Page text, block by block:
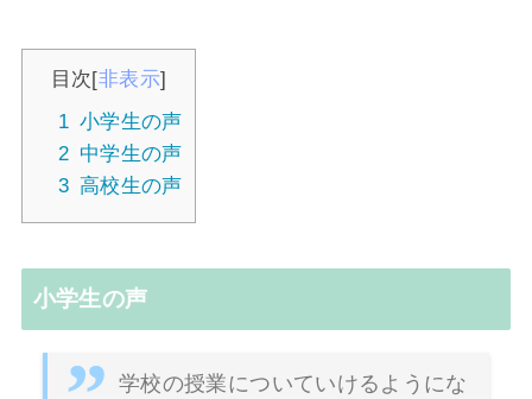
目次[非表示]
1 小学生の声
2 中学生の声
3 高校生の声
小学生の声
学校の授業についていけるようにな